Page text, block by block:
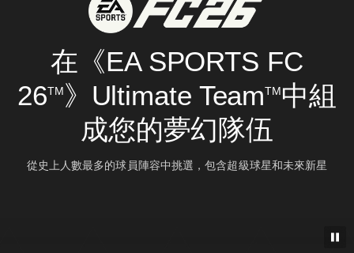
在《EA SPORTS FC
26TM》Ultimate TeamTM中組
成您的夢幻隊伍
從史上人數最多的球員陣容中挑選，包含超級球星和未來新星